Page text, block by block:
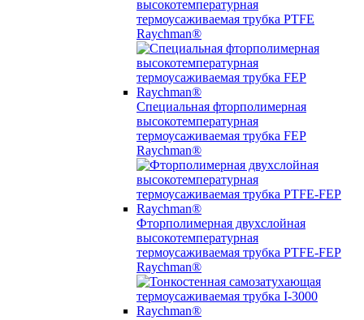
высокотемпературная
термоусаживаемая трубка PTFE
Raychman®
Специальная фторполимерная
высокотемпературная
термоусаживаемая трубка FEP
Raychman®
Фторполимерная двухслойная
высокотемпературная
термоусаживаемая трубка PTFE-FEP
Raychman®